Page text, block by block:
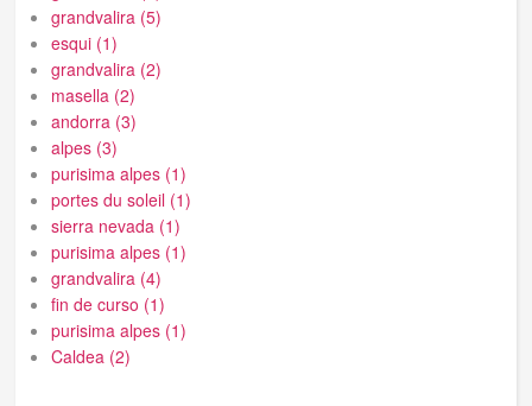
grandvalira (5)
esqui (1)
grandvalira (2)
masella (2)
andorra (3)
alpes (3)
purisima alpes (1)
portes du soleil (1)
sierra nevada (1)
purisima alpes (1)
grandvalira (4)
fin de curso (1)
purisima alpes (1)
Caldea (2)